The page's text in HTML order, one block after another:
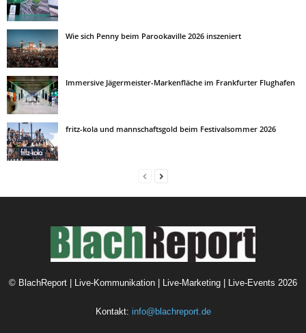
Wie sich Penny beim Parookaville 2026 inszeniert
Immersive Jägermeister-Markenfläche im Frankfurter Flughafen
fritz-kola und mannschaftsgold beim Festivalsommer 2026
© BlachReport | Live-Kommunikation | Live-Marketing | Live-Events 2026
Kontakt: info@blachreport.de